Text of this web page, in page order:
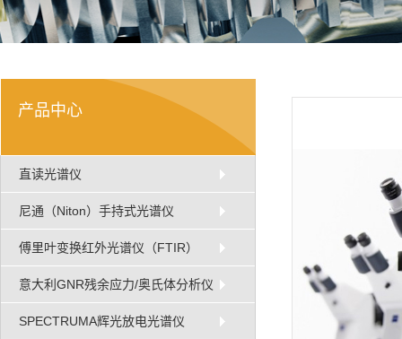
产品中心
直读光谱仪
尼通（Niton）手持式光谱仪
傅里叶变换红外光谱仪（FTIR）
意大利GNR残余应力/奥氏体分析仪
SPECTRUMA辉光放电光谱仪